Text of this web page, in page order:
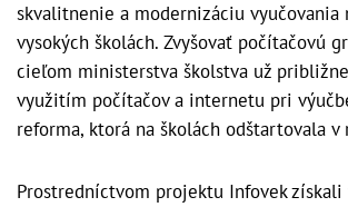
skvalitnenie a modernizáciu vyučovania
vysokých školách. Zvyšovať počítačovú
cieľom ministerstva školstva už
využitím počítačov a internetu pri
reforma, ktorá na školách odštartovala v
Prostredníctvom projektu Infovek